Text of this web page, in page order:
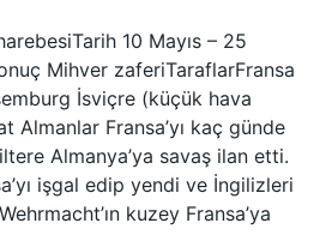
10 Mayıs – 25
Mihver zaferiTaraflarFransa
İsviçre (küçük hava
Almanlar Fransa’yı kaç günde
Almanya’ya savaş ilan etti.
işgal edip yendi ve İngilizleri
kuzey Fransa’ya